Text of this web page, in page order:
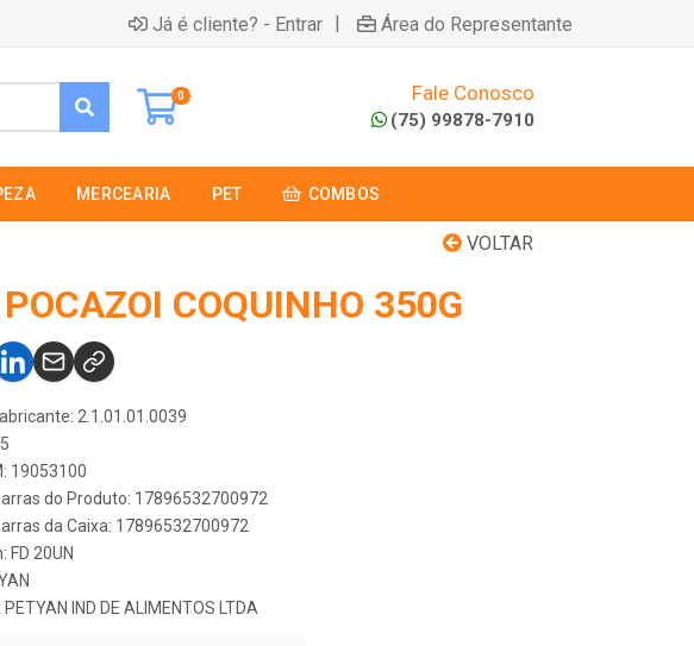
Já é cliente? - Entrar | Área do Representante
0 Fale Conosco
(75) 99878-7910
MERCEARIA PET COMBOS
VOLTAR
COQUINHO 350G
2.1.01.01.0039
19053100
do Produto: 17896532700972
da Caixa: 17896532700972
FD 20UN
PETYAN IND DE ALIMENTOS LTDA